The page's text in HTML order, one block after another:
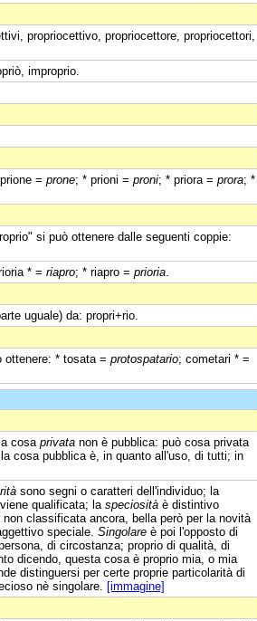
propriocettivo, propriocettore, propriocettori,
improprio.
= prone; * prioni = proni; * priora = prora; *
si può ottenere dalle seguenti coppie:
* = riapro; * riapro = prioria
uguale) da: propri+rio.
ottenere: * tosata = protospatario; cometari * =
cosa privata non è pubblica: può cosa privata
cosa pubblica è, in quanto all'uso, di tutti; in
sono segni o caratteri dell'individuo; la
qualificata; la speciosità è distintivo
classificata ancora, bella però per la novità
speciale. Singolare è poi l'opposto di
di circostanza; proprio di qualità, di
dicendo, questa cosa è proprio mia, o mia
distinguersi per certe proprie particolarità di
nè singolare. [immagine]